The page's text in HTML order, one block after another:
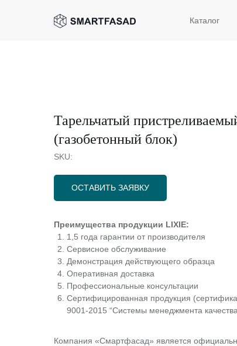
Каталог
Тарельчатый
(газобетонный блок)
SKU:
ОСТАВИТЬ ЗАЯВКУ
Преимущества продукции LIXIE:
1,5 года гарантии от производителя
Сервисное обслуживание
Демонстрация действующего образца
Оперативная доставка
Профессиональные консультации
Сертифицированная продукция
9001-2015 “Системы менеджмента
Компания «Смартфасад» является